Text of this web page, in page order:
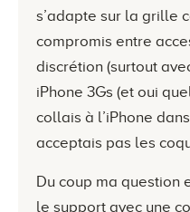
s’adapte sur la grille
compromis entre
discrétion (surtout
iPhone 3Gs (et oui
collais à l’iPhone
acceptais pas les
Du coup ma question
le support avec une